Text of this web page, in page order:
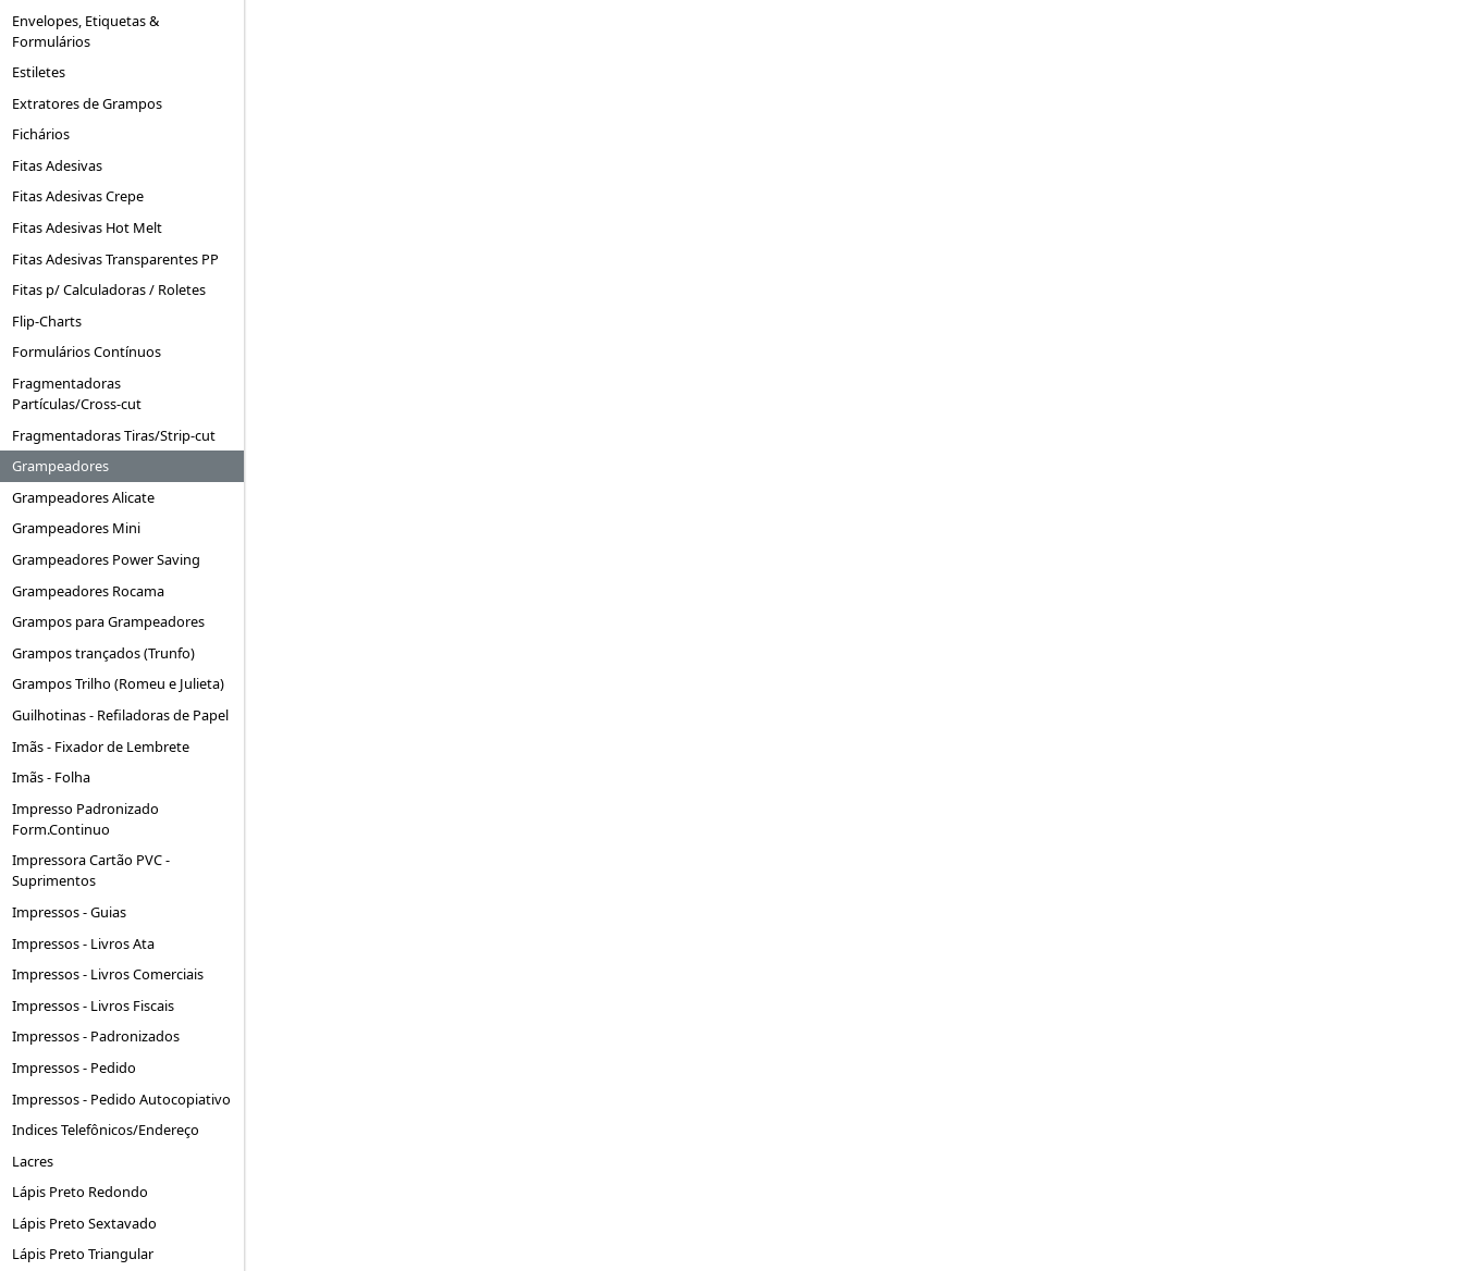
Envelopes, Etiquetas &
Formulários
Estiletes
Extratores de Grampos
Fichários
Fitas Adesivas
Fitas Adesivas Crepe
Fitas Adesivas Hot Melt
Fitas Adesivas Transparentes PP
Fitas p/ Calculadoras / Roletes
Flip-Charts
Formulários Contínuos
Fragmentadoras
Partículas/Cross-cut
Fragmentadoras Tiras/Strip-cut
Grampeadores
Grampeadores Alicate
Grampeadores Mini
Grampeadores Power Saving
Grampeadores Rocama
Grampos para Grampeadores
Grampos trançados (Trunfo)
Grampos Trilho (Romeu e Julieta)
Guilhotinas - Refiladoras de Papel
Imãs - Fixador de Lembrete
Imãs - Folha
Impresso Padronizado
Form.Continuo
Impressora Cartão PVC -
Suprimentos
Impressos - Guias
Impressos - Livros Ata
Impressos - Livros Comerciais
Impressos - Livros Fiscais
Impressos - Padronizados
Impressos - Pedido
Impressos - Pedido Autocopiativo
Indices Telefônicos/Endereço
Lacres
Lápis Preto Redondo
Lápis Preto Sextavado
Lápis Preto Triangular